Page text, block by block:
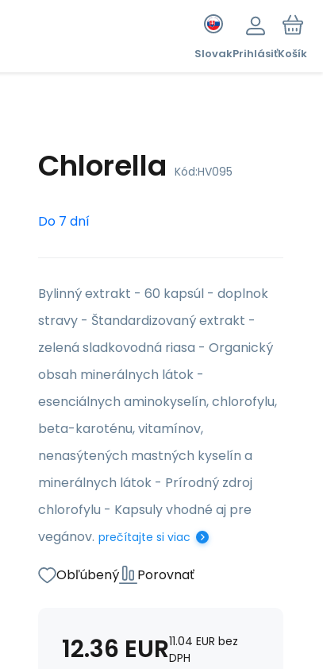
SlovakPrihlásiťKošík
Chlorella Kód:HV095
Do 7 dní
Bylinný extrakt - 60 kapsúl - doplnok
stravy - Štandardizovaný extrakt -
zelená sladkovodná riasa - Organický
obsah minerálnych látok -
esenciálnych aminokyselín, chlorofylu,
beta-karoténu, vitamínov,
nenasýtených mastných kyselín a
minerálnych látok - Prírodný zdroj
chlorofylu - Kapsuly vhodné aj pre
vegánov. prečítajte si viac
Obľúbený Porovnať
12.36 EUR11.04 EUR bez
DPH